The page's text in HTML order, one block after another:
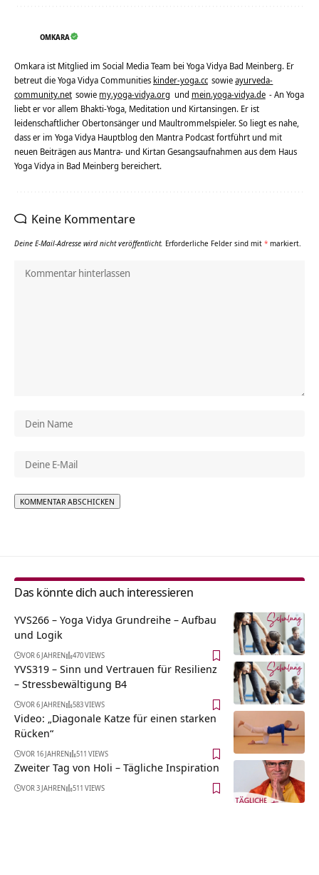
OMKARA
Omkara ist Mitglied im Social Media Team bei Yoga Vidya Bad Meinberg. Er
betreut die Yoga Vidya Communities kinder-yoga.cc sowieayurveda-
community.net sowie my.yoga-vidya.org und mein.yoga-vidya.de - An Yoga
liebt er vor allem Bhakti-Yoga, Meditation und Kirtansingen. Er ist
leidenschaftlicher Obertonsänger und Maultrommelspieler. So liegt es nahe,
dass er im Yoga Vidya Hauptblog den Mantra Podcast fortführt und mit
neuen Beiträgen aus Mantra- und Kirtan Gesangsaufnahmen aus dem Haus
Yoga Vidya in Bad Meinberg bereichert.
Keine Kommentare
Deine E-Mail-Adresse wird nicht veröffentlicht. Erforderliche Felder sind mit * markiert.
Das könnte dich auch interessieren
YVS266 – Yoga Vidya Grundreihe – Aufbau
und Logik
VOR 6 JAHREN 470 VIEWS
YVS319 – Sinn und Vertrauen für Resilienz
– Stressbewältigung B4
VOR 6 JAHREN 583 VIEWS
Video: „Diagonale Katze für einen starken
Rücken“
VOR 16 JAHREN 511 VIEWS
Zweiter Tag von Holi – Tägliche Inspiration
VOR 3 JAHREN 511 VIEWS